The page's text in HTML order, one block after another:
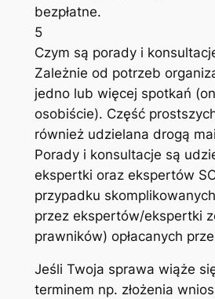
bezpłatne.
5
Czym są porady i
Zależnie od potrzeb
jedno lub więcej spotkań
osobiście). Część
również udzielana drogą
Porady i konsultacje są
ekspertki oraz ekspertów
przypadku
przez ekspertów/ekspertki
prawników) opłacanych
Jeśli Twoja sprawa wiąże
terminem np. złożenia